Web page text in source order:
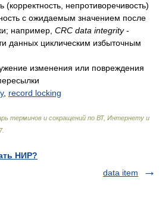
(корректность, непротиворечивость)
с ожидаемым значением после
например, CRC data integrity-
данных циклическим избыточным
изменения или повреждения
, record locking
терминов и сокращений по ВТ, Интернету и
.
НИР?
data item